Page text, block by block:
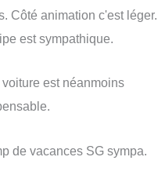
Côté animation c'est léger.
est sympathique.
est néanmoins
de vacances SG sympa.